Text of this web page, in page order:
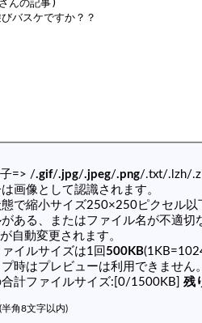
=> /.gif/.jpg/.jpeg/.png/.txt/.lzh/
画像として認識されます。
で縮小サイズ250×250ピクセル以
ある、またはファイル名が不適切
動変更されます。
イルサイズは1回 500KB
時はプレビューは利用できません
計ファイルサイズ:[0/1500KB] 残
(半角8文字以内)